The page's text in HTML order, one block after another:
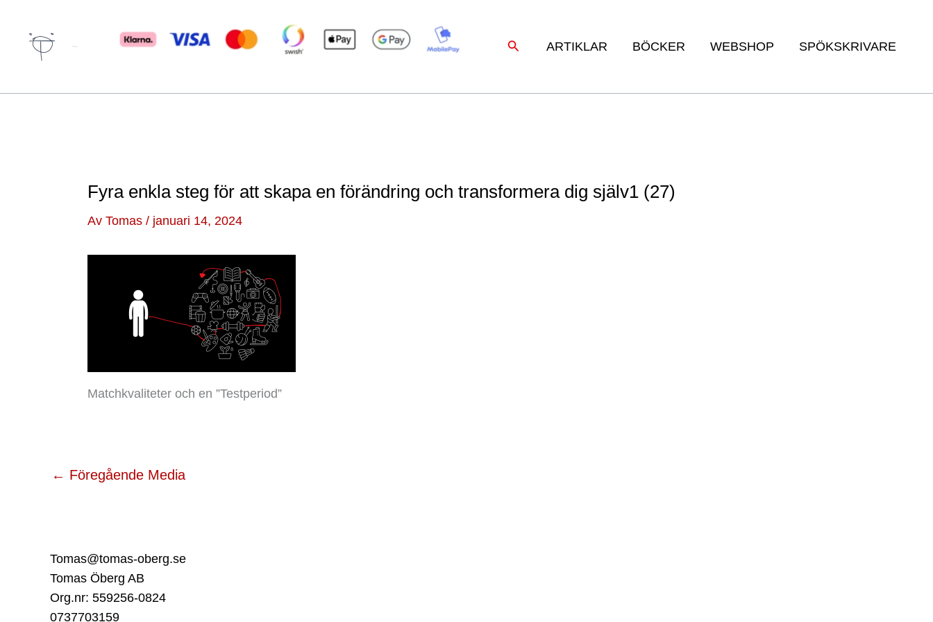
innehåll
Sök ARTIKLAR BÖCKER WEBSHOP SPÖKSKRIVARE
Fyra enkla steg för att skapa en förändring och transformera dig själv1 (27)
Av Tomas / januari 14, 2024
Matchkvaliteter och en ”Testperiod”
← Föregående Media
Tomas@tomas-oberg.se
Tomas Öberg AB
Org.nr: 559256-0824
0737703159